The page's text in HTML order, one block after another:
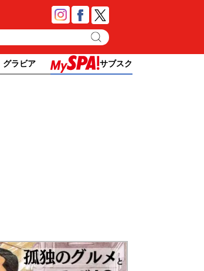
グラビア サブスク